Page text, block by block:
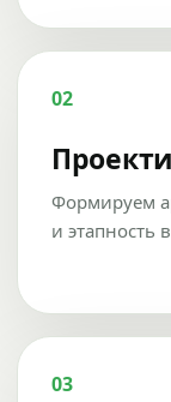
02
Формируем
и этапность
03